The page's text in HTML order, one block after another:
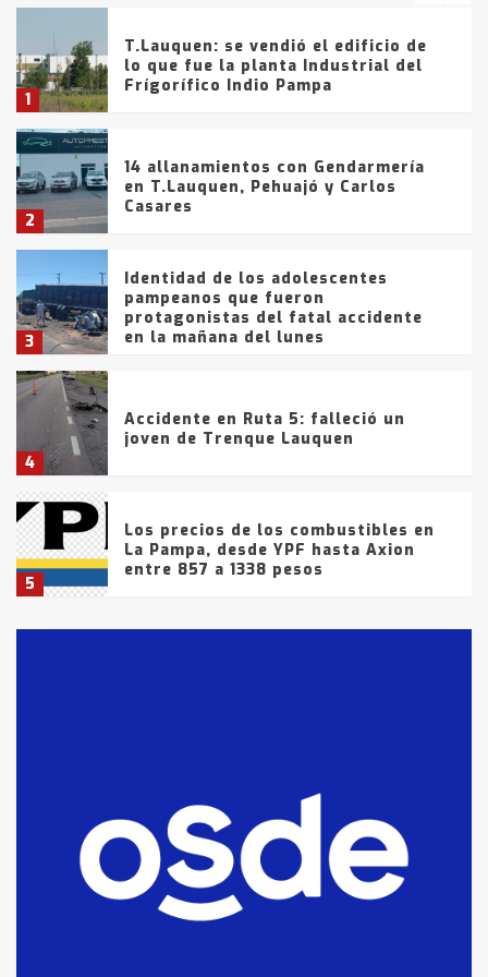
1
T.Lauquen: se vendió el edificio de
lo que fue la planta Industrial del
Frígorífico Indio Pampa
2
14 allanamientos con Gendarmería
en T.Lauquen, Pehuajó y Carlos
Casares
3
Identidad de los adolescentes
pampeanos que fueron
protagonistas del fatal accidente
en la mañana del lunes
4
Accidente en Ruta 5: falleció un
joven de Trenque Lauquen
5
Los precios de los combustibles en
La Pampa, desde YPF hasta Axion
entre 857 a 1338 pesos
fueron detenidos por
comercialización de drogas en la
tarde del sábado
T.Lauquen: se vendió el edificio de
lo que fue la planta Industrial del